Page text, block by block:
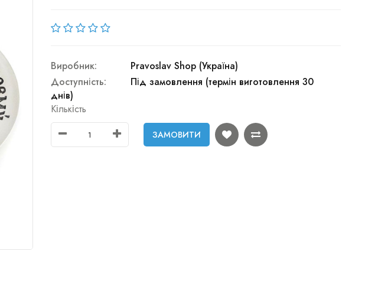
Виробник:
Pravoslav Shop (Україна)
Доступність:
Під замовлення (термін виготовлення 30
днів)
Кількість
ЗАМОВИТИ